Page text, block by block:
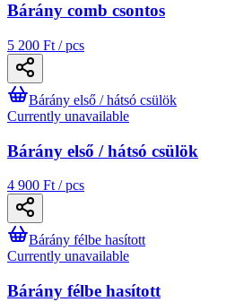
Bárány comb csontos
5 200 Ft / pcs
Bárány első / hátsó csülök
Currently unavailable
Bárány első / hátsó csülök
4 900 Ft / pcs
Bárány félbe hasított
Currently unavailable
Bárány félbe hasított